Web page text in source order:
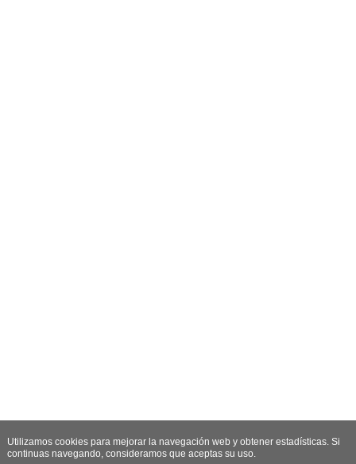
Utilizamos cookies para mejorar la navegación web y obtener estadísticas. Si
continuas navegando, consideramos que aceptas su uso.